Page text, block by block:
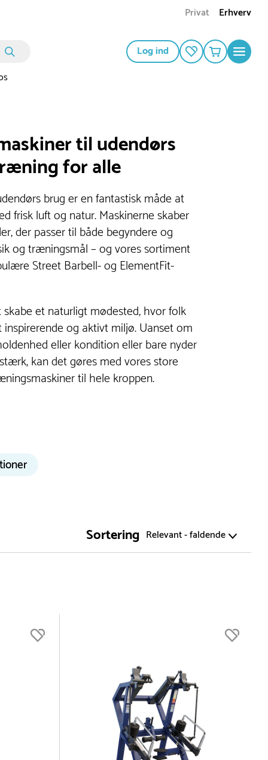
Privat Erhverv
Log ind
til udendørs
for alle
brug er en fantastisk måde at
frisk luft og natur. Maskinerne skaber
der passer til både begyndere og
og træningsmål – og vores sortiment
Street Barbell- og ElementFit-
et naturligt mødested, hvor folk
og aktivt miljø. Uanset om
eller kondition eller bare nyder
kan det gøres med vores store
til hele kroppen.
Sortering Relevant - faldende